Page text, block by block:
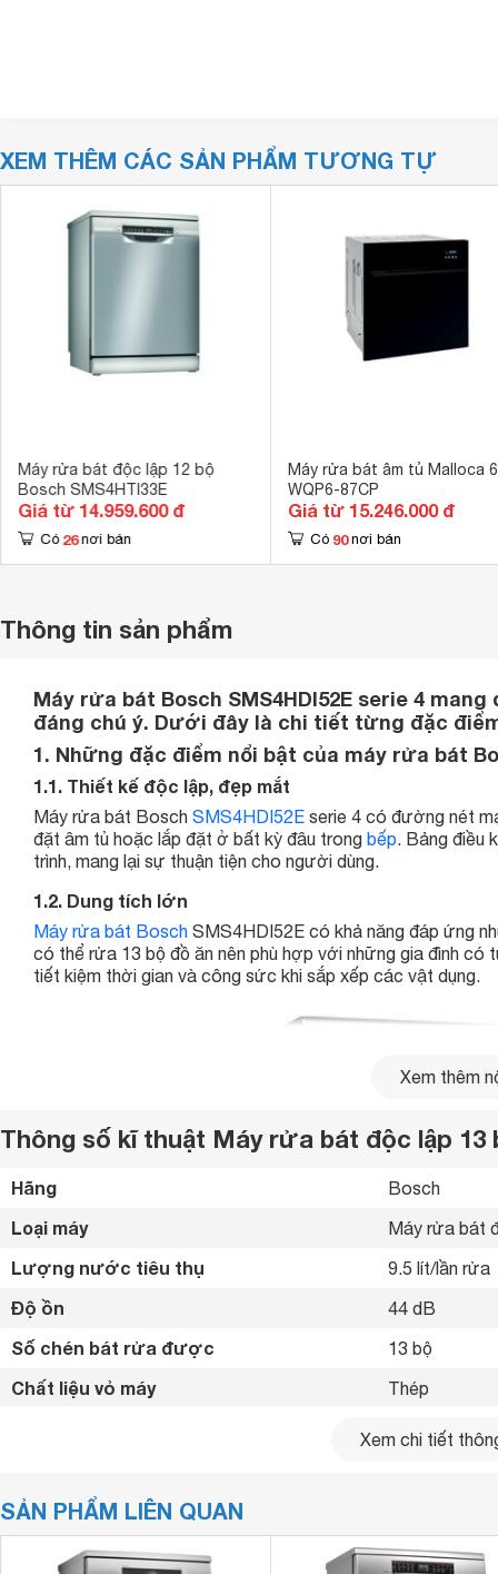
XEM THÊM CÁC SẢN PHẨM TƯƠNG TỰ
Máy rửa bát độc lập 12 bộ
Bosch SMS4HTI33E
Giá từ 14.959.600 đ
Có 26 nơi bán
Máy rửa bát âm tủ Malloca
WQP6-87CP
Giá từ 15.246.000 đ
Có 90 nơi bán
Thông tin sản phẩm
Máy rửa bát Bosch SMS4HDI52E serie 4
đáng chú ý. Dưới đây là chi tiết từng đặc
1. Những đặc điểm nổi bật của máy rửa bát
1.1. Thiết kế độc lập, đẹp mắt
Máy rửa bát Bosch SMS4HDI52E serie 4 có đường nét
đặt âm tủ hoặc lắp đặt ở bất kỳ đâu trong bếp. Bảng điều
trình, mang lại sự thuận tiện cho người dùng.
1.2. Dung tích lớn
Máy rửa bát Bosch SMS4HDI52E có khả năng đáp ứng
có thể rửa 13 bộ đồ ăn nên phù hợp với những gia đình có
tiết kiệm thời gian và công sức khi sắp xếp các vật dụng.
Xem thêm
Thông số kĩ thuật Máy rửa bát độc lập 13
Hãng Bosch
Loại máy Máy rửa bát
Lượng nước tiêu thụ 9.5 lít/lần rửa
Độ ồn 44 dB
Số chén bát rửa được 13 bộ
Chất liệu vỏ máy Thép
Thép
Số chương trình hoạt động
Công nghệ rửa Công nghệ
Xem chi tiết
SẢN PHẨM LIÊN QUAN